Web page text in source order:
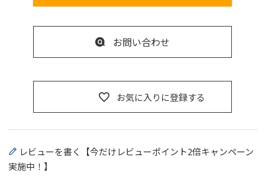
お気に入りに登録する
お問い合わせ
レビューを書く【今だけレビューポイント2倍キャンペーン
実施中！】